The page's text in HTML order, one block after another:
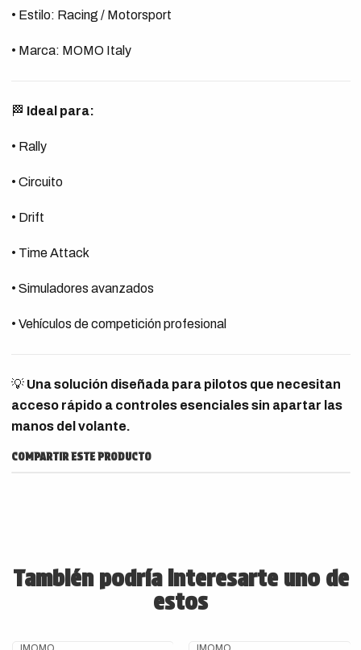
• Estilo: Racing / Motorsport
• Marca: MOMO Italy
🏁 Ideal para:
• Rally
• Circuito
• Drift
• Time Attack
• Simuladores avanzados
• Vehículos de competición profesional
💡 Una solución diseñada para pilotos que necesitan
acceso rápido a controles esenciales sin apartar las
manos del volante.
COMPARTIR ESTE PRODUCTO
También podría interesarte uno de
estos